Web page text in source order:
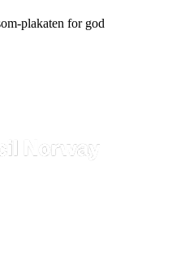
plakaten for god